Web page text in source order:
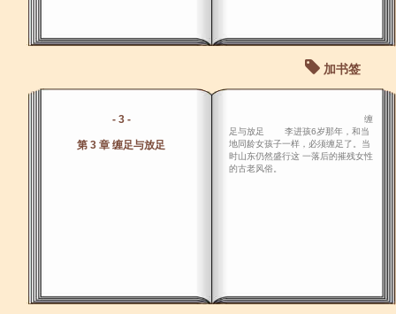
加书签
- 3 -
第 3 章 缠足与放足
缠
足与放足 李进孩6岁那年，和当
地同龄女孩子一样，必须缠足了。当
时山东仍然盛行这 一落后的摧残女性
的古老风俗。